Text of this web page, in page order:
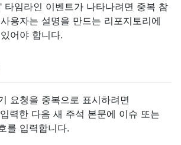
타임라인 이벤트가 나타나려면 중복 참
용자는 설명을 만드는 리포지토리에
어야 합니다.
요청을 중복으로 표시하려면
력한 다음 새 주석 본문에 이슈 또는
를 입력합니다.